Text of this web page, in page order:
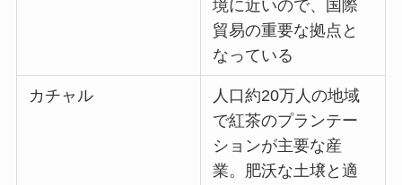
境に近いので、国際
貿易の重要な拠点と
なっている
カチャル
人口約20万人の地域
で紅茶のプランテー
ションが主要な産
業。肥沃な土壌と適